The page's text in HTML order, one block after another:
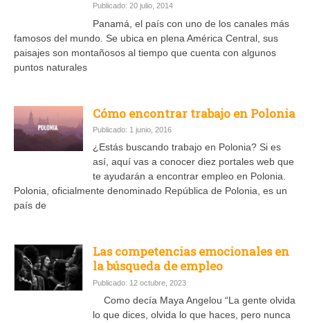
Publicado: 20 julio, 2014
Panamá, el país con uno de los canales más
famosos del mundo. Se ubica en plena América Central, sus
paisajes son montañosos al tiempo que cuenta con algunos
puntos naturales
Cómo encontrar trabajo en Polonia
Publicado: 1 junio, 2016
¿Estás buscando trabajo en Polonia? Si es
así, aquí vas a conocer diez portales web que
te ayudarán a encontrar empleo en Polonia.
Polonia, oficialmente denominado República de Polonia, es un
país de
Las competencias emocionales en
la búsqueda de empleo
Publicado: 12 octubre, 2023
Como decía Maya Angelou “La gente olvida
lo que dices, olvida lo que haces, pero nunca